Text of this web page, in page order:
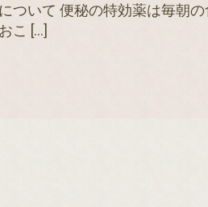
いて 便秘の特効薬は毎朝の
こ […]